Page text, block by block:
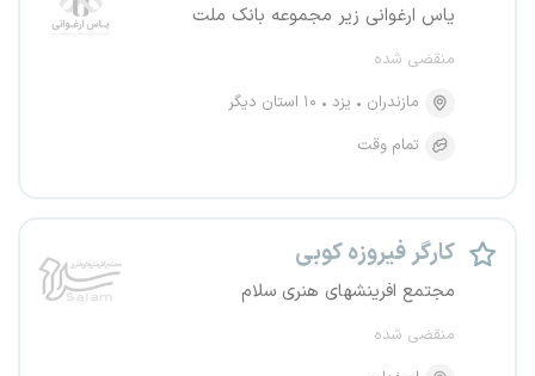
یاس ارغوانی زیر مجموعه بانک ملت
منقضی شده
مازندران
یزد
۱۰ استان دیگر
تمام وقت
کارگر فیروزه کوبی
مجتمع افرینشهای هنری سلام
منقضی شده